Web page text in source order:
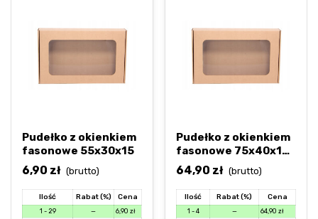
Pudełko z okienkiem
fasonowe 55x30x15
6,90 zł (brutto)
Ilość Rabat (%) Cena
1 - 29 — 6,90 zł
Pudełko z okienkiem
fasonowe 75x40x10
cm
64,90 zł (brutto)
Ilość Rabat (%) Cena
1 - 4 — 64,90 zł